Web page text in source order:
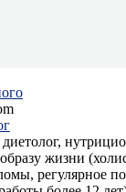
жизни
регулярное